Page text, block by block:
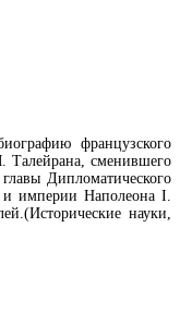
французского
Талейрана, сменившего
Дипломатического
и империи Наполеона I.
науки,